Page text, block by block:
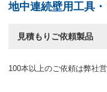
地中連続壁用工具
見積もりご依頼製品
100本以上のご依頼は弊社